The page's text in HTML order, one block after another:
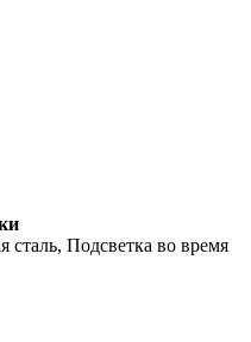
Подсветка во время